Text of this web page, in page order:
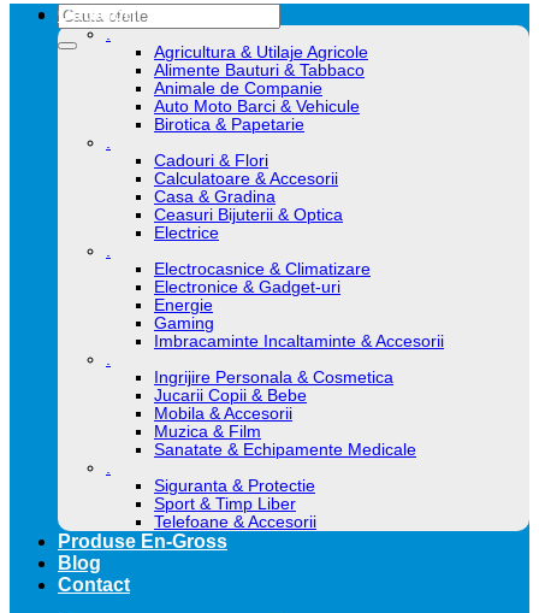
Caută
după:
Categorii
.
Agricultura & Utilaje Agricole
Alimente Bauturi & Tabbaco
Animale de Companie
Auto Moto Barci & Vehicule
Birotica & Papetarie
.
Cadouri & Flori
Calculatoare & Accesorii
Casa & Gradina
Ceasuri Bijuterii & Optica
Electrice
.
Electrocasnice & Climatizare
Electronice & Gadget-uri
Energie
Gaming
Imbracaminte Incaltaminte & Accesorii
.
Ingrijire Personala & Cosmetica
Jucarii Copii & Bebe
Mobila & Accesorii
Muzica & Film
Sanatate & Echipamente Medicale
.
Siguranta & Protectie
Sport & Timp Liber
Telefoane & Accesorii
Produse En-Gross
Blog
Contact